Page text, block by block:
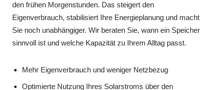
den frühen Morgenstunden. Das steigert den
Eigenverbrauch, stabilisiert Ihre Energieplanung und macht
Sie noch unabhängiger. Wir beraten Sie, wann ein Speicher
sinnvoll ist und welche Kapazität zu Ihrem Alltag passt.
Mehr Eigenverbrauch und weniger Netzbezug
Optimierte Nutzung Ihres Solarstroms über den